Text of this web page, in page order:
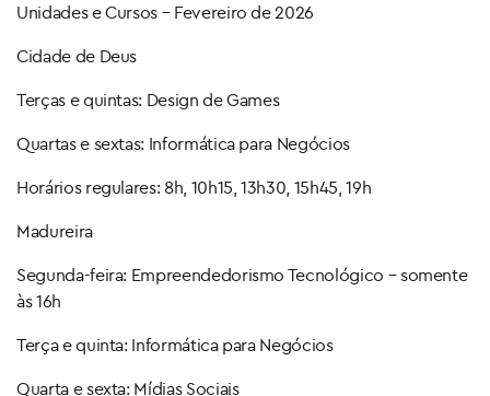
Unidades e Cursos – Fevereiro de 2026
Cidade de Deus
Terças e quintas: Design de Games
Quartas e sextas: Informática para Negócios
Horários regulares: 8h, 10h15, 13h30, 15h45, 19h
Madureira
Segunda-feira: Empreendedorismo Tecnológico – somente
às 16h
Terça e quinta: Informática para Negócios
Quarta e sexta: Mídias Sociais